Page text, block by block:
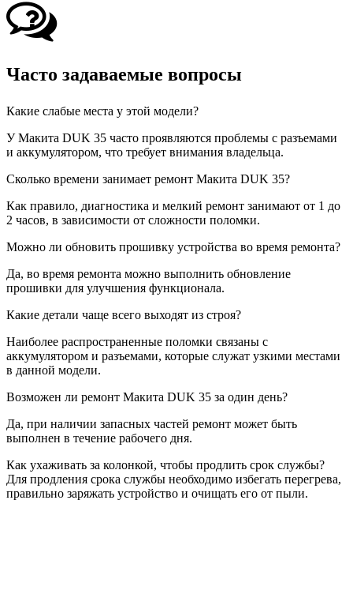
Часто задаваемые вопросы
Какие слабые места у этой модели?
У Макита DUK 35 часто проявляются проблемы с разъемами
и аккумулятором, что требует внимания владельца.
Сколько времени занимает ремонт Макита DUK 35?
Как правило, диагностика и мелкий ремонт занимают от 1 до
2 часов, в зависимости от сложности поломки.
Можно ли обновить прошивку устройства во время ремонта?
Да, во время ремонта можно выполнить обновление
прошивки для улучшения функционала.
Какие детали чаще всего выходят из строя?
Наиболее распространенные поломки связаны с
аккумулятором и разъемами, которые служат узкими местами
в данной модели.
Возможен ли ремонт Макита DUK 35 за один день?
Да, при наличии запасных частей ремонт может быть
выполнен в течение рабочего дня.
Как ухаживать за колонкой, чтобы продлить срок службы?
Для продления срока службы необходимо избегать перегрева,
правильно заряжать устройство и очищать его от пыли.